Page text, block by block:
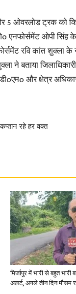
ओवरलोड ट्रक को
ओपी सिंह के
रवि कांत शुक्ला के
ने बताया
और क्षेत्र
रहे हर वक्त
मिर्जापुर में भारी से बहुत
अलर्ट, अगले तीन दिन मौसम